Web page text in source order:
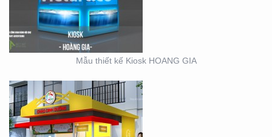
Mẫu thiết kế Kiosk HOANG GIA
SỰ KIỆN CÔNG TY ĐIỆN